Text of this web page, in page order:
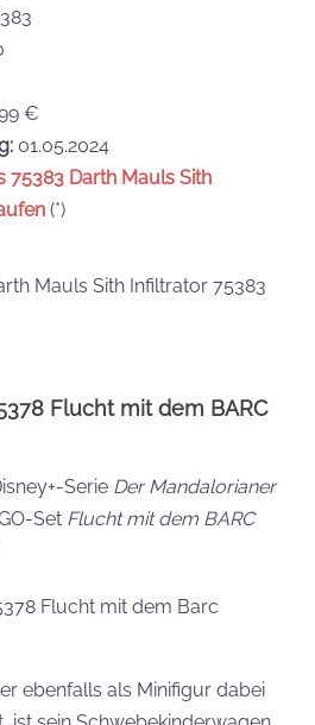
€
01.05.2024
75383 Darth Mauls Sith
(*)
Flucht mit dem BARC
Serie Der Mandalorianer
Set Flucht mit dem BARC
ebenfalls als Minifigur dabei